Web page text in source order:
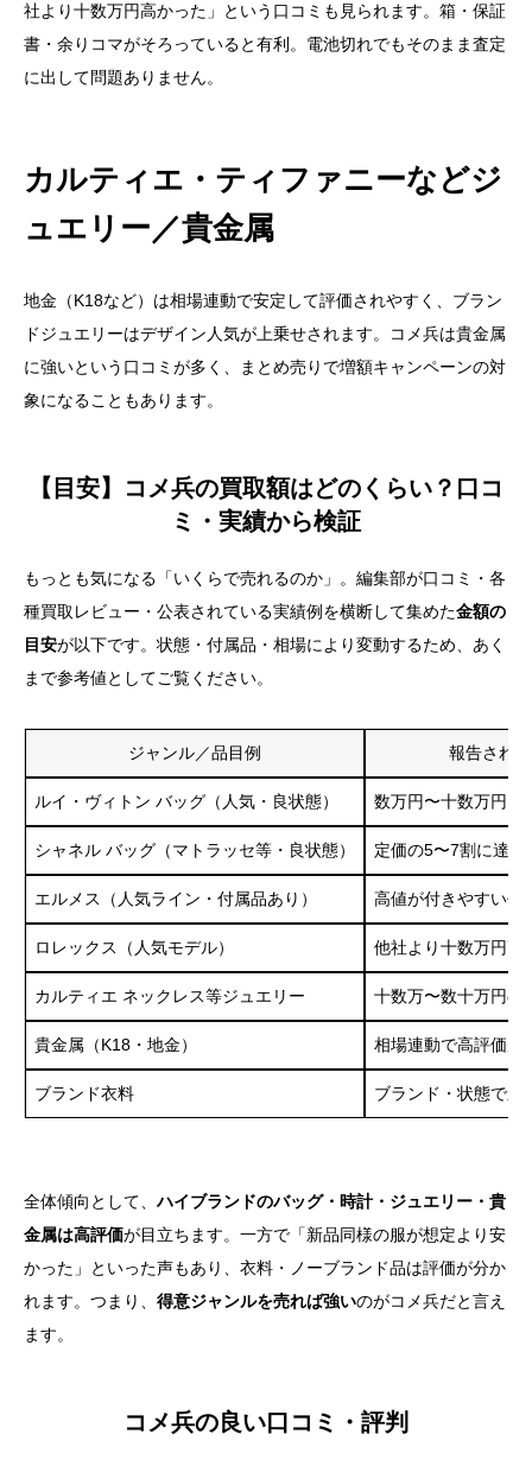
社より十数万円高かった」という口コミも見られます。箱・保証
書・余りコマがそろっていると有利。電池切れでもそのまま査定
に出して問題ありません。
カルティエ・ティファニーなどジ
ュエリー／貴金属
地金（K18など）は相場連動で安定して評価されやすく、ブラン
ドジュエリーはデザイン人気が上乗せされます。コメ兵は貴金属
に強いという口コミが多く、まとめ売りで増額キャンペーンの対
象になることもあります。
【目安】コメ兵の買取額はどのくらい？口コ
ミ・実績から検証
もっとも気になる「いくらで売れるのか」。編集部が口コミ・各
種買取レビュー・公表されている実績例を横断して集めた金額の
目安が以下です。状態・付属品・相場により変動するため、あく
まで参考値としてご覧ください。
ジャンル／品目例 報告され
ルイ・ヴィトン バッグ（人気・良状態） 数万円〜十数万円台
シャネル バッグ（マトラッセ等・良状態） 定価の5〜7割に達し
エルメス（人気ライン・付属品あり） 高値が付きやすい代
ロレックス（人気モデル） 他社より十数万円高
カルティエ ネックレス等ジュエリー 十数万〜数十万円の
貴金属（K18・地金） 相場連動で高評価が
ブランド衣料 ブランド・状態で差
全体傾向として、ハイブランドのバッグ・時計・ジュエリー・貴
金属は高評価が目立ちます。一方で「新品同様の服が想定より安
かった」といった声もあり、衣料・ノーブランド品は評価が分か
れます。つまり、 得意ジャンルを売れば強いのがコメ兵だと言え
ます。
コメ兵の良い口コミ・評判